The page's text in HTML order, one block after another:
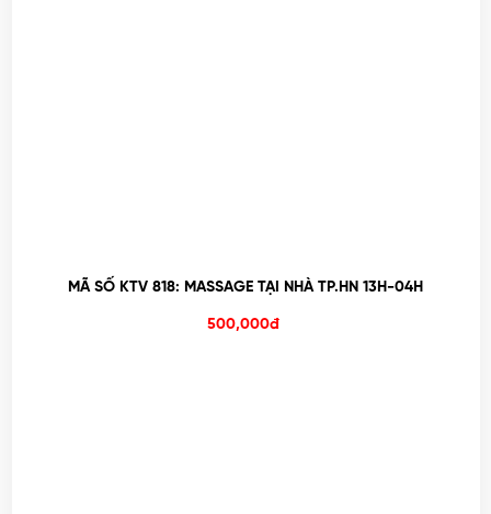
MÃ SỐ KTV 818: MASSAGE TẠI NHÀ TP.HN 13H-04H
500,000đ